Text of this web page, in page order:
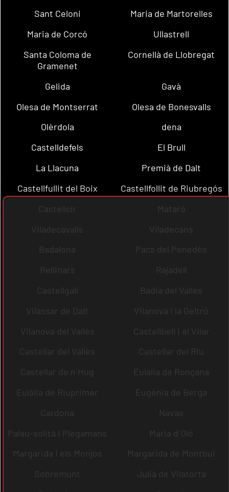
Sant Celoni
Maria de Martorelles
Maria de Corcó
Ullastrell
Santa Coloma de
Gramenet
Cornellà de Llobregat
Gelida
Gavà
Olesa de Montserrat
Olesa de Bonesvalls
Olèrdola
dena
Castelldefels
El Brull
La Llacuna
Premià de Dalt
Castellfullit del Boix
Castellfollit de Riubregós
Castellcir
Mataró
Viladecavalls
Viladecans
Badalona
Pacs del Penedès
Rellinars
Rajadell
Castellgalí
Badia del Vallès
Vilassar de Dalt
Vilanova i la Geltrú
Vilanova del Vallès
Castellbell i el Vilar
Castellar del Vallès
Castellar del Riu
Castellar de n´Hug
Eulàlia de Ronçana
Eulàlia de Riuprimer
Eugènia de Berga
Cardona
Navas
Palau-solità i Plegamans
Maria d´Oló
Margarida i els Monjos
Margarida de Montbui
Sobremunt
Julià de Vilatorta